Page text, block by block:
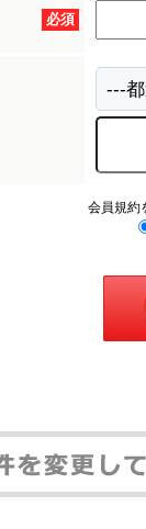
必須
会員規約